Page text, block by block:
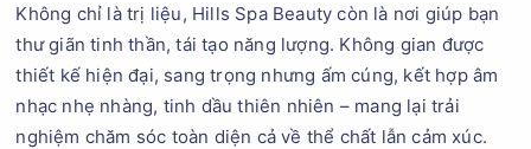
Không chỉ là trị liệu, Hills Spa Beauty còn là nơi giúp bạn
thư giãn tinh thần, tái tạo năng lượng. Không gian được
thiết kế hiện đại, sang trọng nhưng ấm cúng, kết hợp âm
nhạc nhẹ nhàng, tinh dầu thiên nhiên – mang lại trải
nghiệm chăm sóc toàn diện cả về thể chất lẫn cảm xúc.